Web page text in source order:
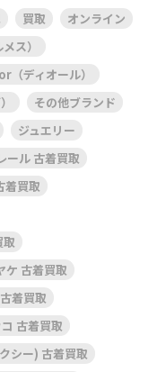
買取
オンライン
ス）
（ディオール）
その他ブランド
ジュエリー
ール 古着買取
着買取
取
ケ 古着買取
着買取
古着買取
シー) 古着買取